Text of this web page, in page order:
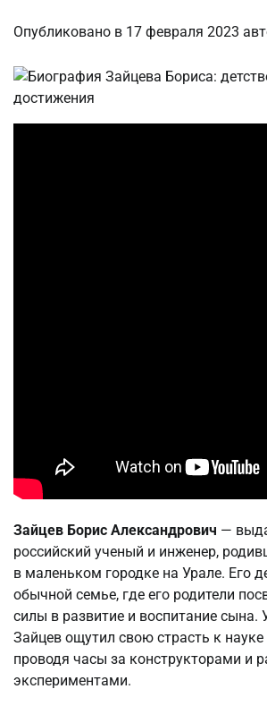
Опубликовано в 17 февраля 2023
Зайцев Борис Александрович —
российский ученый и инженер,
в маленьком городке на Урале. Его
обычной семье, где его родители
силы в развитие и воспитание сына.
Зайцев ощутил свою страсть к науке
проводя часы за конструкторами и
экспериментами.